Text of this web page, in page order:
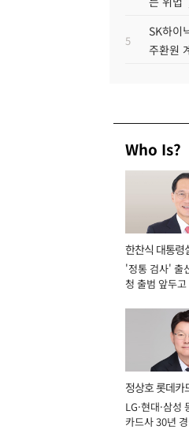
5
SK하이
주환원
Who Is?
한찬식 대통령
서관
'정통 검사' 출
청 출범 앞두
정상호 롯데카
장
LG·현대·삼성
카드사 30년